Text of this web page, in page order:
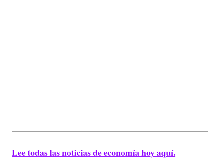
Lee todas las noticias de economía hoy aquí.